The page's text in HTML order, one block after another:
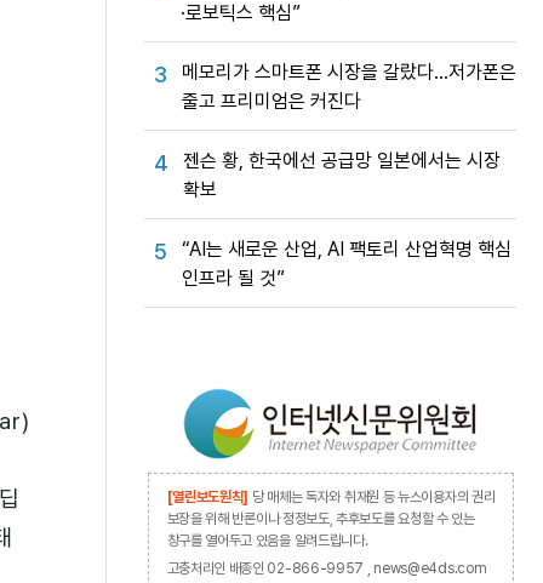
·로보틱스 핵심”
3
메모리가 스마트폰 시장을 갈랐다…저가폰은
줄고 프리미엄은 커진다
4
젠슨 황, 한국에선 공급망 일본에서는 시장
확보
5
“AI는 새로운 산업, AI 팩토리 산업혁명 핵심
인프라 될 것”
[열린보도원칙] 당 매체는 독자와 취재원 등 뉴스이용자의 권리
보장을 위해 반론이나 정정보도, 추후보도를 요청할 수 있는
창구를 열어두고 있음을 알려드립니다.
고충처리인 배종인 02-866-9957 , news@e4ds.com